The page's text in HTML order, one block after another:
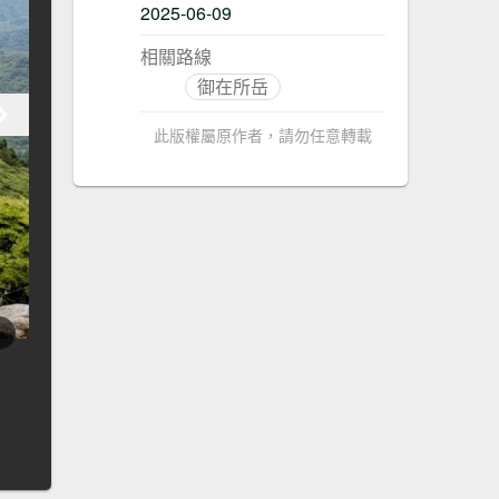
2025-06-09
相關路線
御在所岳
此版權屬原作者，請勿任意轉載